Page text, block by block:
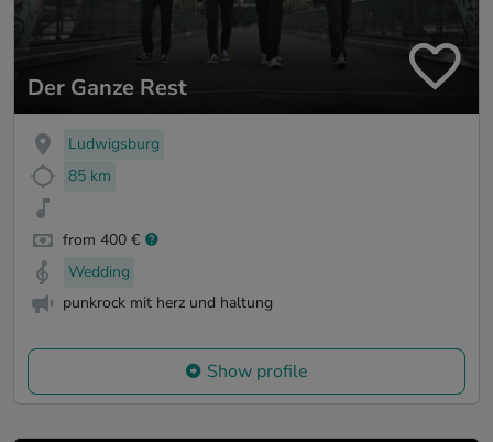
Der Ganze Rest
Ludwigsburg
85 km
from 400 €
Wedding
punkrock mit herz und haltung
Show profile